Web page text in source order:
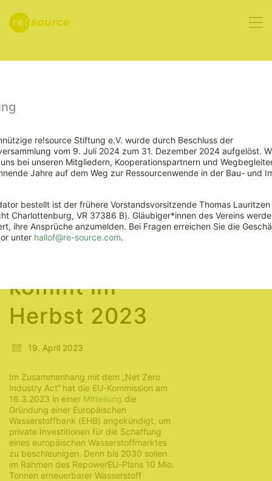
Europäische
kommt im
Herbst 2023
19. April 2023
Im Zusammenhang mit dem „Net Zero
Industry Act“ hat die EU-Kommission am
16.3.2023 in einer Mitteilung die
Gründung einer Europäischen
Wasserstoffbank (EHB) angekündigt, um
private Investitionen für die Schaffung
eines europäischen Wasserstoffmarktes
zu beschleunigen. Denn bis 2030 sollen
im Rahmen des RepowerEU-Plans 10 Mio.
Tonnen erneuerbarer Wasserstoff
re!source Stiftung e.V. wurde durch Beschluss der
vom 9. Juli 2024 zum 31. Dezember 2024 aufgelöst.
bei unseren Mitgliedern, Kooperationspartnern und
Jahre auf dem Weg zur Ressourcenwende in der Bau- und
bestellt ist der frühere Vorstandsvorsitzende Thomas Lauritzen
Charlottenburg, VR 37386 B). Gläubiger*innen des Vereins
ihre Ansprüche anzumelden. Bei Fragen erreichen Sie die
unter hallof@re-source.com.